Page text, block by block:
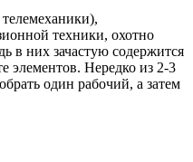
техники, охотно
в них зачастую содержится
элементов. Нередко из 2-3
один рабочий, а затем